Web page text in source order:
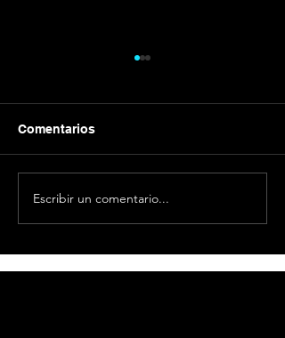
Razones para grabar un
podcast
Comentarios
Escribir un comentario...